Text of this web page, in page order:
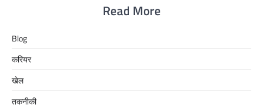
Read More
Blog
करियर
खेल
तकनीकी